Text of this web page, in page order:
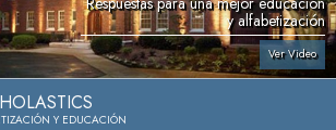
y alfabetización
Ver Video
Y EDUCACIÓN